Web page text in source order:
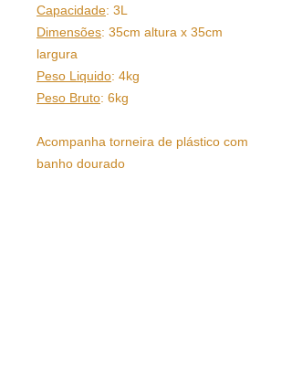
Capacidade: 3L
Dimensões: 35cm altura x 35cm
largura
Peso Liquido: 4kg
Peso Bruto: 6kg
Acompanha torneira de plástico com
banho dourado